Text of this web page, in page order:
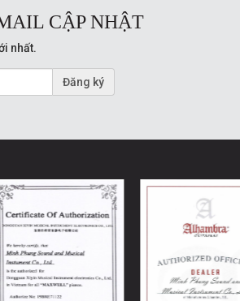
CẬP NHẬT
nhất.
Đăng ký